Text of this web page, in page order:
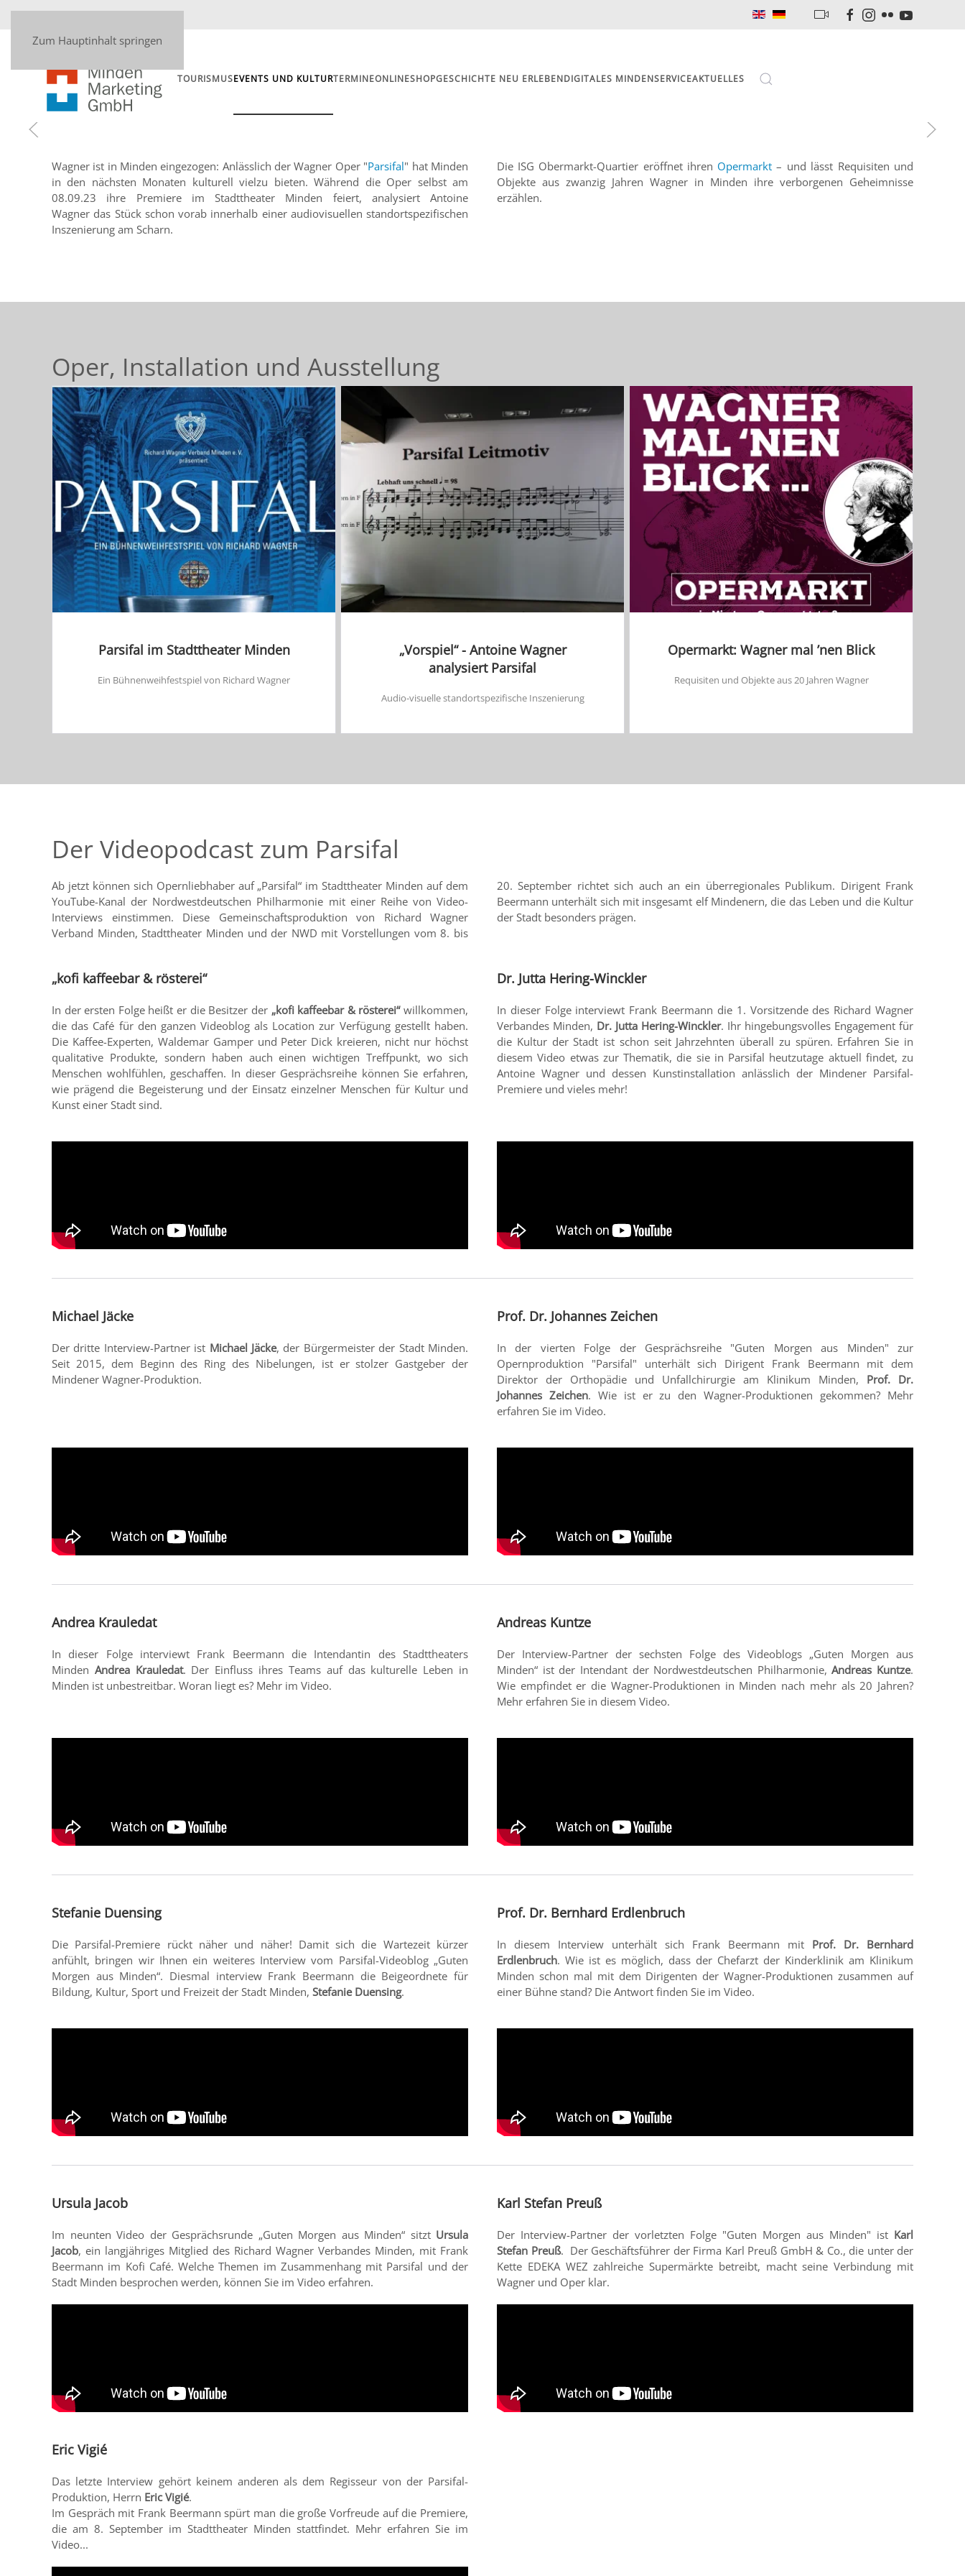
Zum Hauptinhalt springen
TOURISMUSEVENTS UND KULTURTERMINEONLINESHOPGESCHICHTE NEU ERLEBENDIGITALES MINDENSERVICEAKTUELLES
Wagner ist in Minden eingezogen: Anlässlich der Wagner Oper "Parsifal" hat Minden
in den nächsten Monaten kulturell vielzu bieten. Während die Oper selbst am
08.09.23 ihre Premiere im Stadttheater Minden feiert, analysiert Antoine
Wagner das Stück schon vorab innerhalb einer audiovisuellen standortspezifischen
Inszenierung am Scharn.
Die ISG Obermarkt-Quartier eröffnet ihren Opermarkt – und lässt Requisiten und
Objekte aus zwanzig Jahren Wagner in Minden ihre verborgenen Geheimnisse
erzählen.
Oper, Installation und Ausstellung
Parsifal im Stadttheater Minden
Ein Bühnenweihfestspiel von Richard Wagner
„Vorspiel“ - Antoine Wagner
analysiert Parsifal
Audio-visuelle standortspezifische Inszenierung
Opermarkt: Wagner mal ’nen Blick
Requisiten und Objekte aus 20 Jahren Wagner
Der Videopodcast zum Parsifal
Ab jetzt können sich Opernliebhaber auf „Parsifal“ im Stadttheater Minden auf dem
YouTube-Kanal der Nordwestdeutschen Philharmonie mit einer Reihe von Video-
Interviews einstimmen. Diese Gemeinschaftsproduktion von Richard Wagner
Verband Minden, Stadttheater Minden und der NWD mit Vorstellungen vom 8. bis
20. September richtet sich auch an ein überregionales Publikum. Dirigent Frank
Beermann unterhält sich mit insgesamt elf Mindenern, die das Leben und die Kultur
der Stadt besonders prägen.
„kofi kaffeebar & rösterei“
In der ersten Folge heißt er die Besitzer der „kofi kaffeebar & rösterei“willkommen,
die das Café für den ganzen Videoblog als Location zur Verfügung gestellt haben.
Die Kaffee-Experten, Waldemar Gamper und Peter Dick kreieren, nicht nur höchst
qualitative Produkte, sondern haben auch einen wichtigen Treffpunkt, wo sich
Menschen wohlfühlen, geschaffen. In dieser Gesprächsreihe können Sie erfahren,
wie prägend die Begeisterung und der Einsatz einzelner Menschen für Kultur und
Kunst einer Stadt sind.
Dr. Jutta Hering-Winckler
In dieser Folge interviewt Frank Beermann die 1. Vorsitzende des Richard Wagner
Verbandes Minden, Dr. Jutta Hering-Winckler. Ihr hingebungsvolles Engagement für
die Kultur der Stadt ist schon seit Jahrzehnten überall zu spüren. Erfahren Sie in
diesem Video etwas zur Thematik, die sie in Parsifal heutzutage aktuell findet, zu
Antoine Wagner und dessen Kunstinstallation anlässlich der Mindener Parsifal-
Premiere und vieles mehr!
Michael Jäcke
Der dritte Interview-Partner ist Michael Jäcke, der Bürgermeister der Stadt Minden.
Seit 2015, dem Beginn des Ring des Nibelungen, ist er stolzer Gastgeber der
Mindener Wagner-Produktion.
Prof. Dr. Johannes Zeichen
In der vierten Folge der Gesprächsreihe "Guten Morgen aus Minden" zur
Opernproduktion "Parsifal" unterhält sich Dirigent Frank Beermann mit dem
Direktor der Orthopädie und Unfallchirurgie am Klinikum Minden, Prof. Dr.
Johannes Zeichen. Wie ist er zu den Wagner-Produktionen gekommen? Mehr
erfahren Sie im Video.
Andrea Krauledat
In dieser Folge interviewt Frank Beermann die Intendantin des Stadttheaters
Minden Andrea Krauledat. Der Einfluss ihres Teams auf das kulturelle Leben in
Minden ist unbestreitbar. Woran liegt es? Mehr im Video.
Andreas Kuntze
Der Interview-Partner der sechsten Folge des Videoblogs „Guten Morgen aus
Minden“ ist der Intendant der Nordwestdeutschen Philharmonie,Andreas Kuntze.
Wie empfindet er die Wagner-Produktionen in Minden nach mehr als 20 Jahren?
Mehr erfahren Sie in diesem Video.
Stefanie Duensing
Die Parsifal-Premiere rückt näher und näher! Damit sich die Wartezeit kürzer
anfühlt, bringen wir Ihnen ein weiteres Interview vom Parsifal-Videoblog „Guten
Morgen aus Minden“. Diesmal interview Frank Beermann die Beigeordnete für
Bildung, Kultur, Sport und Freizeit der Stadt Minden, Stefanie Duensing.
Prof. Dr. Bernhard Erdlenbruch
In diesem Interview unterhält sich Frank Beermann mit Prof. Dr. Bernhard
Erdlenbruch. Wie ist es möglich, dass der Chefarzt der Kinderklinik am Klinikum
Minden schon mal mit dem Dirigenten der Wagner-Produktionen zusammen auf
einer Bühne stand? Die Antwort finden Sie im Video.
Ursula Jacob
Im neunten Video der Gesprächsrunde „Guten Morgen aus Minden“ sitzt Ursula
Jacob, ein langjähriges Mitglied des Richard Wagner Verbandes Minden, mit Frank
Beermann im Kofi Café. Welche Themen im Zusammenhang mit Parsifal und der
Stadt Minden besprochen werden, können Sie im Video erfahren.
Karl Stefan Preuß
Der Interview-Partner der vorletzten Folge "Guten Morgen aus Minden" ist Karl
Stefan Preuß. Der Geschäftsführer der Firma Karl Preuß GmbH & Co., die unter der
Kette EDEKA WEZ zahlreiche Supermärkte betreibt, macht seine Verbindung mit
Wagner und Oper klar.
Eric Vigié
Das letzte Interview gehört keinem anderen als dem Regisseur von der Parsifal-
Produktion, Herrn Eric Vigié.
Im Gespräch mit Frank Beermann spürt man die große Vorfreude auf die Premiere,
die am 8. September im Stadttheater Minden stattfindet. Mehr erfahren Sie im
Video...